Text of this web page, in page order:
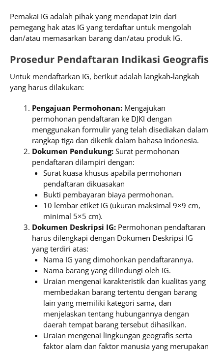
Pemakai IG adalah pihak yang mendapat izin dari
pemegang hak atas IG yang terdaftar untuk mengolah
dan/atau memasarkan barang dan/atau produk IG.
Prosedur Pendaftaran Indikasi Geografis
Untuk mendaftarkan IG, berikut adalah langkah-langkah
yang harus dilakukan:
Pengajuan Permohonan: Mengajukan
permohonan pendaftaran ke DJKI dengan
menggunakan formulir yang telah disediakan dalam
rangkap tiga dan diketik dalam bahasa Indonesia.
Dokumen Pendukung: Surat permohonan
pendaftaran dilampiri dengan:
Surat kuasa khusus apabila permohonan
pendaftaran dikuasakan
Bukti pembayaran biaya permohonan.
10 lembar etiket IG (ukuran maksimal 9×9 cm,
minimal 5×5 cm).
Dokumen Deskripsi IG: Permohonan pendaftaran
harus dilengkapi dengan Dokumen Deskripsi IG
yang terdiri atas:
Nama IG yang dimohonkan pendaftarannya.
Nama barang yang dilindungi oleh IG.
Uraian mengenai karakteristik dan kualitas yang
membedakan barang tertentu dengan barang
lain yang memiliki kategori sama, dan
menjelaskan tentang hubungannya dengan
daerah tempat barang tersebut dihasilkan.
Uraian mengenai lingkungan geografis serta
faktor alam dan faktor manusia yang merupakan